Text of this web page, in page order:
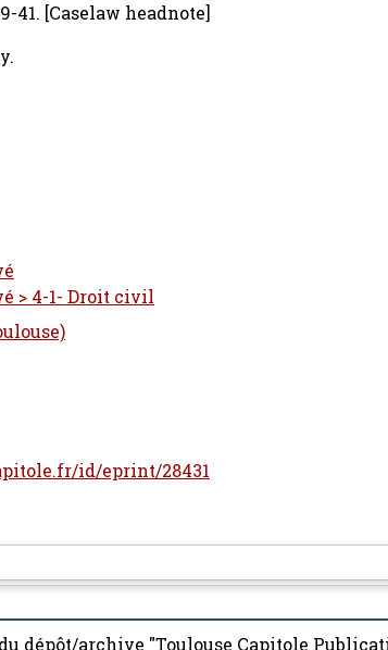
41. [Caselaw headnote]
> 4-1- Droit civil
id/eprint/28431
dépôt/archive "Toulouse Capitole